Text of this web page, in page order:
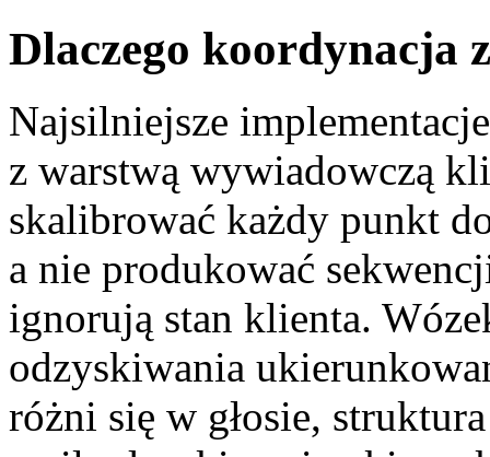
Dlaczego koordynacja
Najsilniejsze
z warstwą wywiadowczą
skalibrować każdy punkt
a nie produkować
ignorują stan klienta.
odzyskiwania
różni się w głosie,